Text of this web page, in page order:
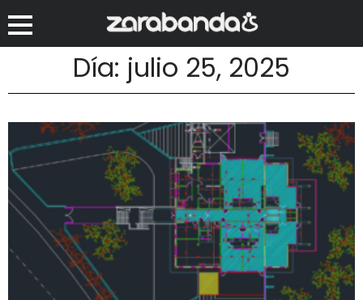
Día: julio 25, 2025